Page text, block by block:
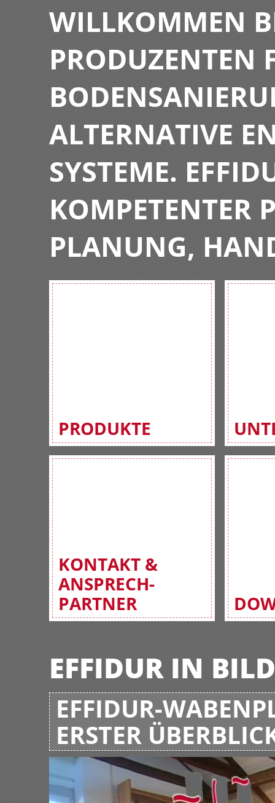
WILLKOMMEN
PRODUZENTEN
ALTERNATIVE
SYSTEME.
KOMPETENTER
PLANUNG,
PRODUKTE
KONTAKT &
ANSPRECH-
PARTNER
EFFIDUR IN
EFFIDUR-
ERSTER